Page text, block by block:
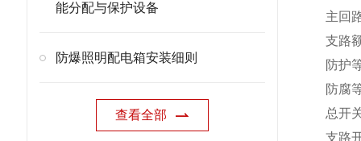
能分配与保护设备
防爆照明配电箱安装细则
查看全部
主回
支路
防护
防腐
总开
支路